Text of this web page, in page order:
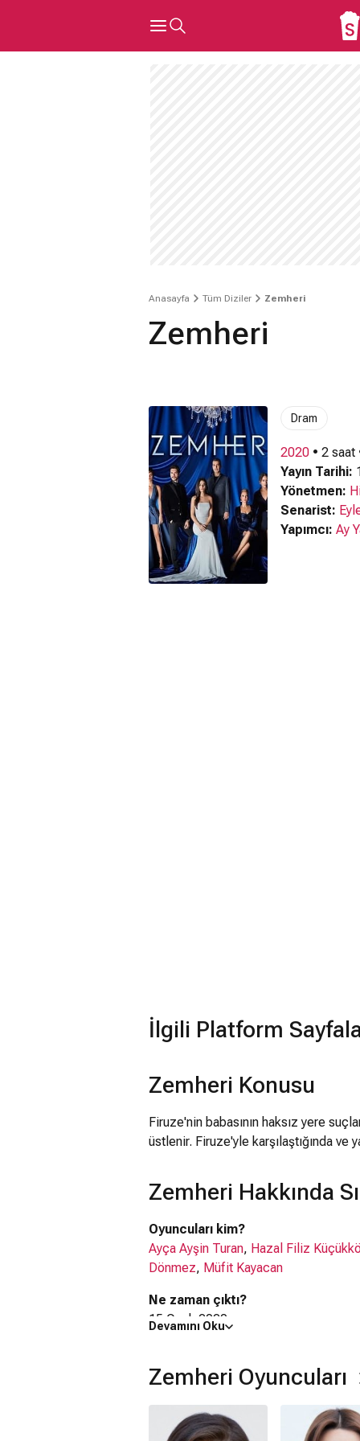
Anasayfa Tüm Diziler Zemheri
Zemheri
Dram
2020 • 2 saat
Yayın Tarihi:
Yönetmen:
Senarist:
Yapımcı: Ay
İlgili Platform
Zemheri Konusu
Firuze'nin babasının haksız yere
üstlenir. Firuze'yle karşılaştığında
Zemheri Hakkında
Oyuncuları kim?
Ayça Ayşin Turan, Hazal Filiz
Dönmez, Müfit Kayacan
Ne zaman çıktı?
15 Ocak 2020
Zemheri dizisi Türkiye 'de çekilmiştir.
Kaç saat?
2 saat
Devamını Oku
Zemheri Oyuncuları